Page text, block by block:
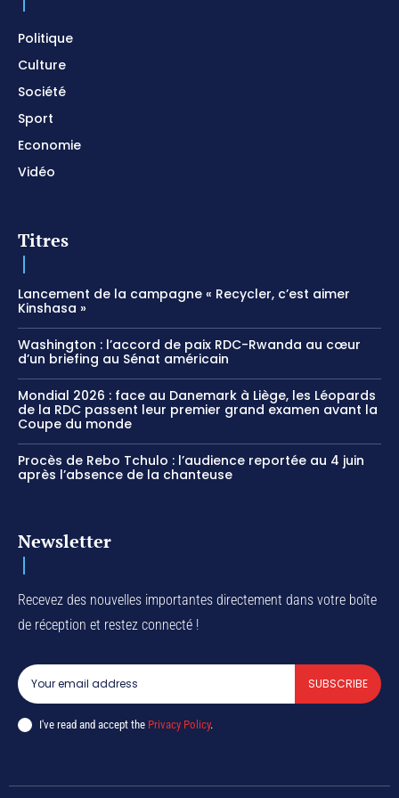
Politique
Culture
Société
Sport
Economie
Vidéo
Titres
Lancement de la campagne « Recycler, c’est aimer
Kinshasa »
Washington : l’accord de paix RDC-Rwanda au cœur
d’un briefing au Sénat américain
Mondial 2026 : face au Danemark à Liège, les Léopards
de la RDC passent leur premier grand examen avant la
Coupe du monde
Procès de Rebo Tchulo : l’audience reportée au 4 juin
après l’absence de la chanteuse
Newsletter
Recevez des nouvelles importantes directement dans votre boîte
de réception et restez connecté !
SUBSCRIBE
I've read and accept the Privacy Policy.